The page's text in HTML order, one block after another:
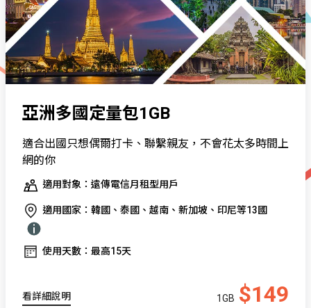
亞洲多國定量包1GB
適合出國只想偶爾打卡、聯繫親友，不會花太多時間上
網的你
適用對象：遠傳電信月租型用戶
適用國家：韓國、泰國、越南、新加坡、印尼等13國
使用天數：最高15天
看詳細說明 1GB $149